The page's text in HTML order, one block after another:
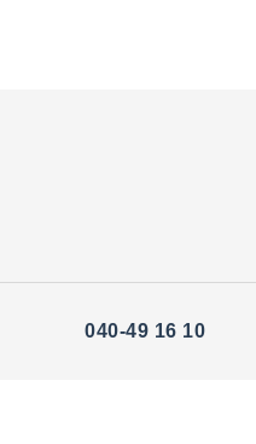
040-49 16 10